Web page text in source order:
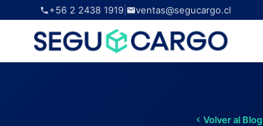
+56 2 2438 1919 ventas@segucargo.cl
Volver al Blog